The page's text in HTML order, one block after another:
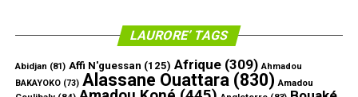
LAURORE’ TAGS
Abidjan (81) Affi N'guessan (125) Afrique(309) Ahmadou
BAKAYOKO(73) Alassane Ouattara(830) Amadou